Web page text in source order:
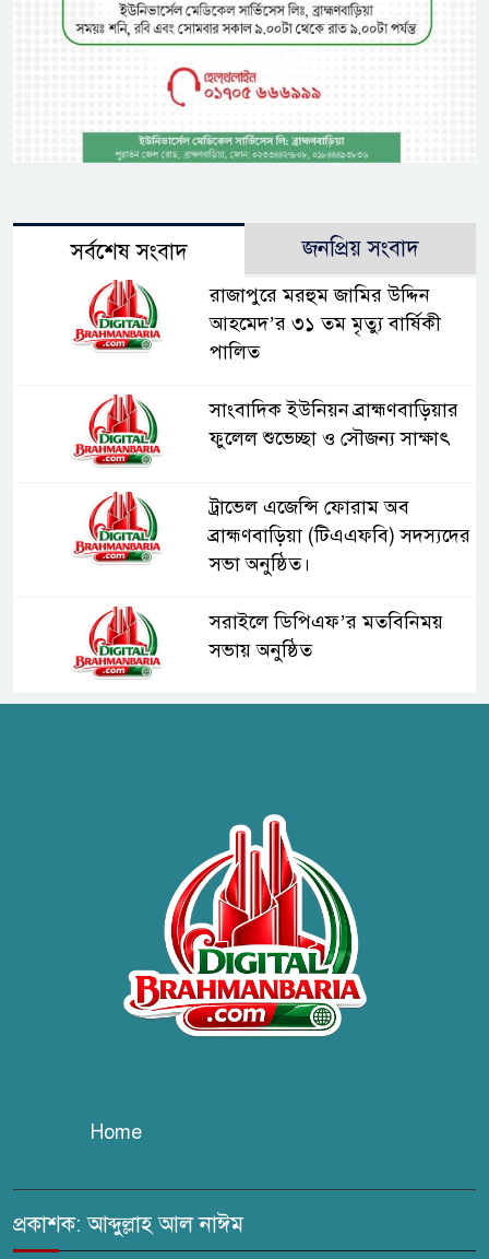
সর্বশেষ সংবাদ জনপ্রিয় সংবাদ
রাজাপুরে মরহুম জামির উদ্দিন
আহমেদ’র ৩১ তম মৃত্যু বার্ষিকী
পালিত
সাংবাদিক ইউনিয়ন ব্রাহ্মণবাড়িয়ার
ফুলেল শুভেচ্ছা ও সৌজন্য সাক্ষাৎ
ট্রাভেল এজেন্সি ফোরাম অব
ব্রাহ্মণবাড়িয়া (টিএএফবি) সদস্যদের
সভা অনুষ্ঠিত।
সরাইলে ডিপিএফ’র মতবিনিময়
সভায় অনুষ্ঠিত
ব্রাহ্মণবাড়িয়ায় তরী বাংলাদেশের
উদ্যোগে বৃক্ষরোপণ ও গাছের চারা
বিতরণ।
কবি জয়দুল হোসেনের
‘পাখপাখালির মিলনমেলা’ গ্রন্থের
প্রকাশনা উৎসব
Home
প্রকাশক: আব্দুল্লাহ আল নাঈম